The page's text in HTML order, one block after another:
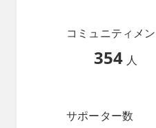
コミュニティメ
354 人
サポーター数